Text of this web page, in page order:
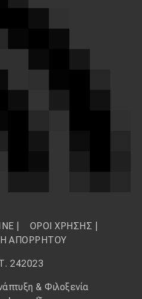
| ΟΡΟΙ ΧΡΗΣΗΣ
ΑΠΟΡΡΗΤΟΥ
242023
& Φιλοξενία